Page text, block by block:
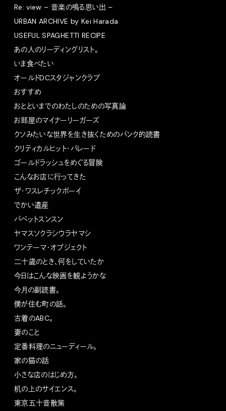
Re: view – 音楽の鳴る思い出 –
URBAN ARCHIVE by Kei Harada
USEFUL SPAGHETTI RECIPE
あの人のリーディングリスト。
いま食べたい
オールドDCスタジャンクラブ
おすすめ
おとといまでのわたしのための写真論
お部屋のマイナーリーガーズ
クソみたいな世界を生き抜くためのパンク的読書
クリティカルヒット・パレード
ゴールドラッシュをめぐる冒険
こんなお店に行ってきた
ザ・ワスレチックボーイ
でかい遺産
パペットスンスン
ヤマスソクラシウラヤマシ
ワンテーマ・オブジェクト
二十歳のとき、何をしていたか
今日はこんな映画を観ようかな
今月の副読書。
僕が住む町の話。
古着のABC。
妻のこと
定番料理のニューディール。
家の猫の話
小さな店のはじめ方。
机の上のサイエンス。
東京五十音散策